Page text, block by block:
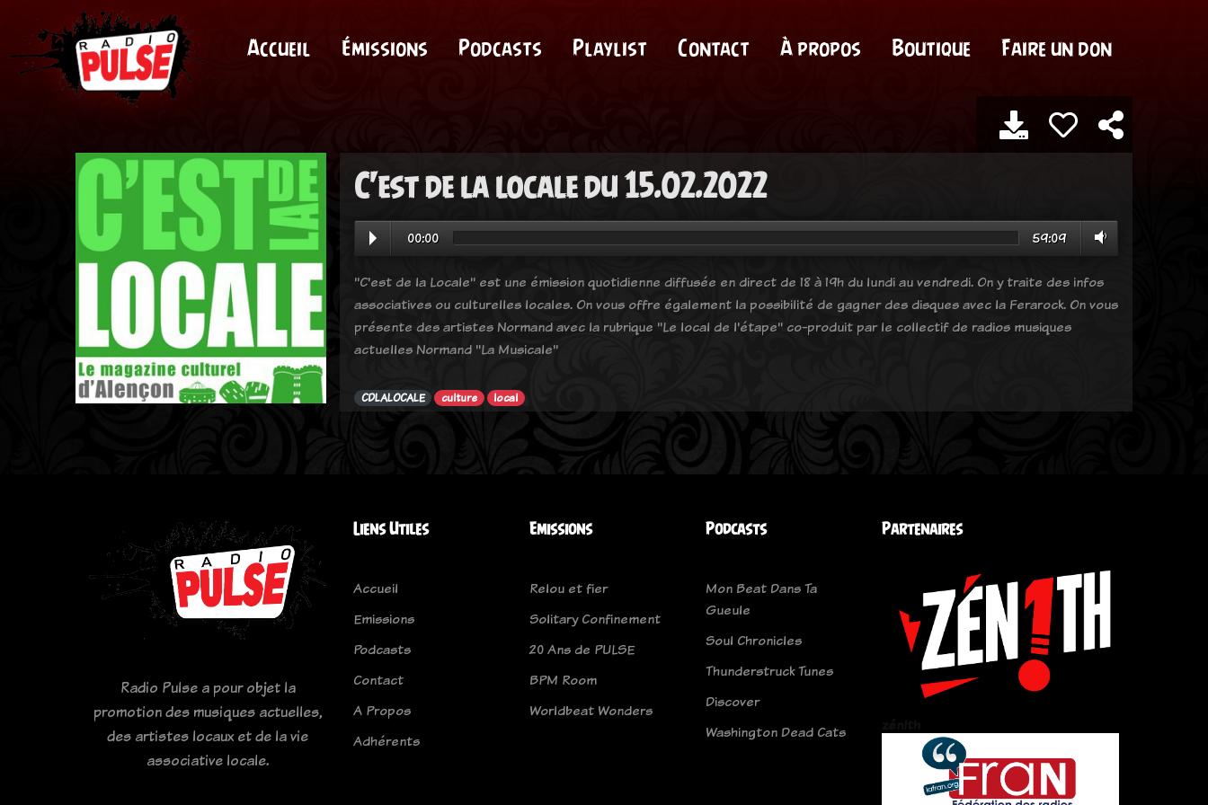
Accueil Émissions Podcasts Playlist Contact À propos Boutique Faire un don
C'est de la locale du 15.02.2022
00:00 59:09
"C'est de la Locale" est une émission quotidienne diffusée en direct de 18 à 19h du lundi au vendredi. On y traite des infos
associatives ou culturelles locales. On vous offre également la possibilité de gagner des disques avec la Ferarock. On vous
présente des artistes Normand avec la rubrique "Le local de l'étape" co-produit par le collectif de radios musiques
actuelles Normand "La Musicale"
CDLALOCALE culture local
Radio Pulse a pour objet la
promotion des musiques actuelles,
des artistes locaux et de la vie
associative locale.
Liens Utiles
Accueil
Emissions
Podcasts
Contact
A Propos
Adhérents
Emissions
Relou et fier
Solitary Confinement
20 Ans de PULSE
BPM Room
Worldbeat Wonders
Podcasts
Mon Beat Dans Ta
Gueule
Soul Chronicles
Thunderstruck Tunes
Discover
Washington Dead Cats
Partenaires